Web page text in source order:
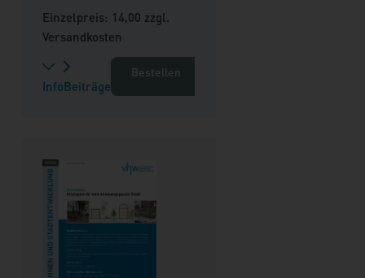
Einzelpreis: 14,00 zzgl.
Versandkosten
InfoBeiträge
Bestellen